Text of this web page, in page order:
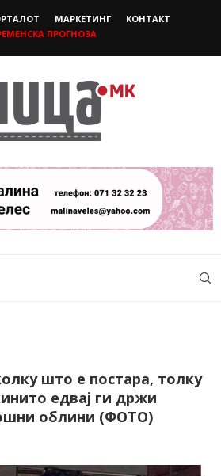
МАРКЕТИНГ
КОНТАКТ
ПРОГНОЗА
што е постара, толку
едвај ги држи
облини (ФОТО)